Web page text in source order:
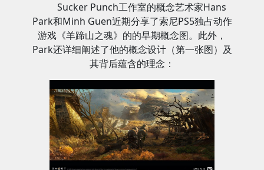
Sucker Punch工作室的概念艺术家Hans
Park和Minh Guen近期分享了索尼PS5独占动作
游戏《羊蹄山之魂》的的早期概念图。此外，
Park还详细阐述了他的概念设计（第一张图）及
其背后蕴含的理念：